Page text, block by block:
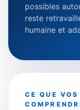
possibles
reste
humaine et
CE QUE